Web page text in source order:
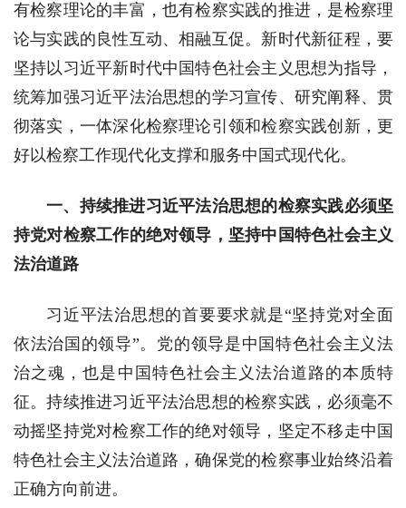
有检察理论的丰富，也有检察实践的推进，是检察理
论与实践的良性互动、相融互促。新时代新征程，要
坚持以习近平新时代中国特色社会主义思想为指导，
统筹加强习近平法治思想的学习宣传、研究阐释、贯
彻落实，一体深化检察理论引领和检察实践创新，更
好以检察工作现代化支撑和服务中国式现代化。
一、持续推进习近平法治思想的检察实践必须坚
持党对检察工作的绝对领导，坚持中国特色社会主义
法治道路
习近平法治思想的首要要求就是“坚持党对全面
依法治国的领导”。党的领导是中国特色社会主义法
治之魂，也是中国特色社会主义法治道路的本质特
征。持续推进习近平法治思想的检察实践，必须毫不
动摇坚持党对检察工作的绝对领导，坚定不移走中国
特色社会主义法治道路，确保党的检察事业始终沿着
正确方向前进。